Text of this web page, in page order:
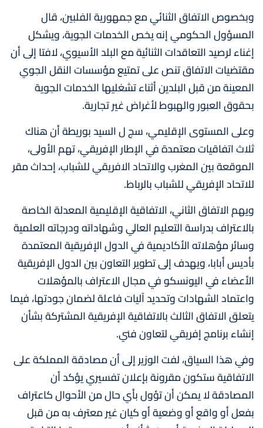
وبخصوص الاتفاق الثنائي مع جمهورية الفلبين، قال
المسؤول الحكومي إنه يخص الخدمات الجوية، ويشكل
إغناء لرصيد التعاقدات الثنائية مع البلد الأسيوي، لافتا إلى أن
مقتضيات الاتفاق تنص على تمتيع مؤسسات النقل الجوي
المعينة من قبل البلدين أثناء تشغليها الخدمات الجوية
بحقوق العبور والهبوط لأغراض غير تجارية.
وعلى المستوى الإقليمي، سج ل السيد بوريطة أن هناك
ثلاث اتفاقيات معتمدة في الإطار الإفريقي، تهم الأولى،
الموقعة بين المغرب والاتحاد الافريقي للشباب، إحداث مقر
للاتحاد الإفريقي للشباب بالرباط.
ويهم الاتفاق الثاني، الاتفاقية الإقليمية المعدلة الخاصة
بالاعتراف بدراسة التعليم العالي وشهاداته ودرجاته العلمية
وسائر مؤهلاته الأكاديمية في الدول الإفريقية المعتمدة
بأديس أبابا، ويهدف إلى تطوير التعاون بين الدول الإفريقية
الأعضاء في اليونسكو في مجال الاعتراف بالمؤهلات
واعتماد الشهادات وتحديد آليات فاعلة لضمان جودتها، فيما
يتعلق الاتفاق الثالث بالاتفاقية الإفريقية المشتركة بشأن
إنشاء برنامج إفريقي لتعاون فني.
وفي هذا السياق، لفت الوزير إلى أن مصادقة المملكة على
الاتفاقية ستكون مقرونة بإعلان تفسيري يؤكد أن
المصادقة لا يمكن أن تؤول بأي حال من الأحوال كاعتراف
بفعل أو واقع أو وضعية أو كيان غير معترف به من قبل